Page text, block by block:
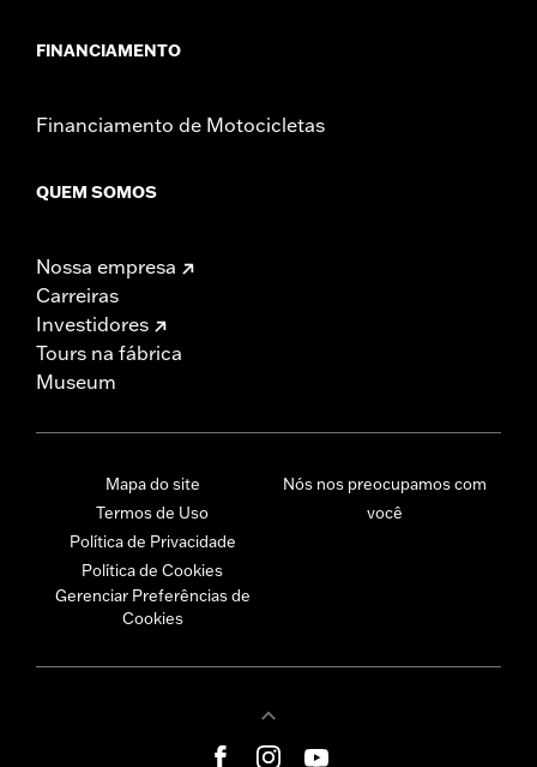
FINANCIAMENTO
Financiamento de Motocicletas
QUEM SOMOS
Nossa empresa
Carreiras
Investidores
Tours na fábrica
Museum
Mapa do site
Termos de Uso
Política de Privacidade
Política de Cookies
Gerenciar Preferências de
Cookies
Nós nos preocupamos com
você